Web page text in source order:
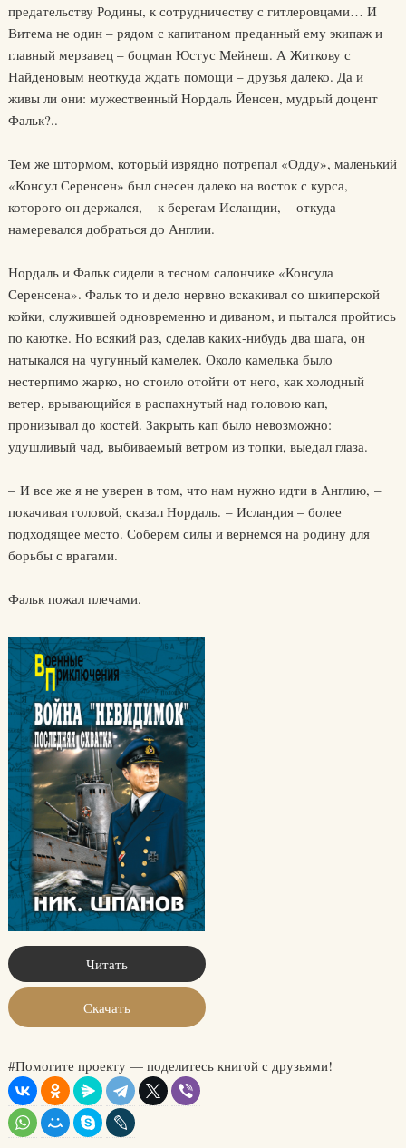
предательству Родины, к сотрудничеству с гитлеровцами… И
Витема не один – рядом с капитаном преданный ему экипаж и
главный мерзавец – боцман Юстус Мейнеш. А Житкову с
Найденовым неоткуда ждать помощи – друзья далеко. Да и
живы ли они: мужественный Нордаль Йенсен, мудрый доцент
Фальк?..
Тем же штормом, который изрядно потрепал «Одду», маленький
«Консул Серенсен» был снесен далеко на восток с курса,
которого он держался, – к берегам Исландии, – откуда
намеревался добраться до Англии.
Нордаль и Фальк сидели в тесном салончике «Консула
Серенсена». Фальк то и дело нервно вскакивал со шкиперской
койки, служившей одновременно и диваном, и пытался пройтись
по каютке. Но всякий раз, сделав каких-нибудь два шага, он
натыкался на чугунный камелек. Около камелька было
нестерпимо жарко, но стоило отойти от него, как холодный
ветер, врывающийся в распахнутый над головою кап,
пронизывал до костей. Закрыть кап было невозможно:
удушливый чад, выбиваемый ветром из топки, выедал глаза.
– И все же я не уверен в том, что нам нужно идти в Англию, –
покачивая головой, сказал Нордаль. – Исландия – более
подходящее место. Соберем силы и вернемся на родину для
борьбы с врагами.
Фальк пожал плечами.
Читать
Скачать
#Помогите проекту — поделитесь книгой с друзьями!